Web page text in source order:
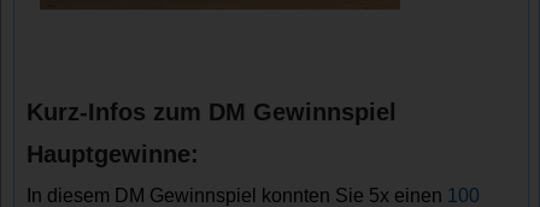
Kurz-Infos zum DM Gewinnspiel
Hauptgewinne:
In diesem DM Gewinnspiel konnten Sie 5x einen 100